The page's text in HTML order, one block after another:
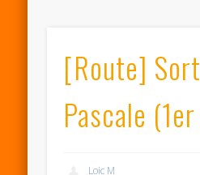
[Route]
Pascale
Loic M